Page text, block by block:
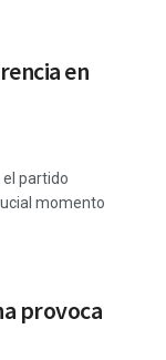
en
el partido
momento
provoca